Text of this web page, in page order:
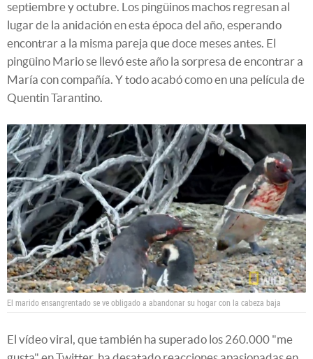
septiembre y octubre. Los pingüinos machos regresan al
lugar de la anidación en esta época del año, esperando
encontrar a la misma pareja que doce meses antes. El
pingüino Mario se llevó este año la sorpresa de encontrar a
María con compañía. Y todo acabó como en una película de
Quentin Tarantino.
El marido ensangrentado se ve obligado a abandonar su hogar con la cabeza baja
El vídeo viral, que también ha superado los 260.000 "me